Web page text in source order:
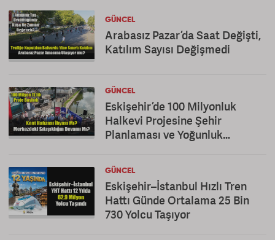
GÜNCEL
Arabasız Pazar’da Saat Değişti,
Katılım Sayısı Değişmedi
GÜNCEL
Eskişehir’de 100 Milyonluk
Halkevi Projesine Şehir
Planlaması ve Yoğunluk
GÜNCEL
Eskişehir–İstanbul Hızlı Tren
Hattı Günde Ortalama 25 Bin
730 Yolcu Taşıyor